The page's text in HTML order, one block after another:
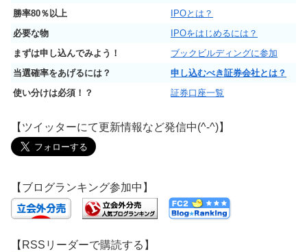
勝率80％以上
IPOとは？
必要な物
IPOをはじめるには？
まずは申し込んでみよう！
ブックビルディングに参加
当選確率をあげるには？
申し込むべき証券会社とは？
使い分けは必須！？
証券口座一覧
【ツイッターにて更新情報など発信中(^-^)】
【ブログランキング参加中】
【RSSリーダーで購読する】